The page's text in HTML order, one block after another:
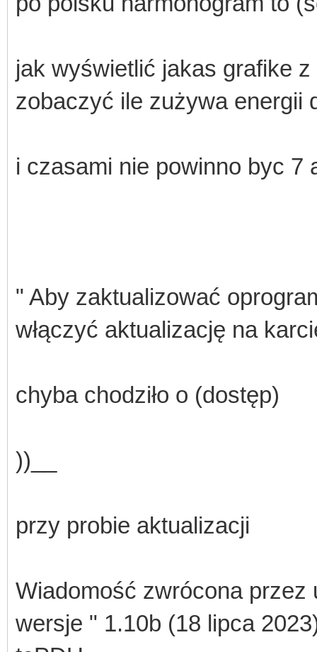
jak wyświetlić jakas grafike
zobaczyć ile zużywa energii
i czasami nie powinno byc 7
" Aby zaktualizować
włączyć aktualizację na
chyba chodziło o (dostęp)
))__
przy probie aktualizacji
Wiadomość zwrócona
wersje " 1.10b (18 lipca